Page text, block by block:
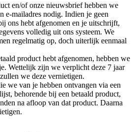
en/of onze nieuwsbrief hebben we
e-mailadres nodig. Indien je geen
ons hebt afgenomen en je uitschrijft,
volledig uit ons systeem. We
regelmatig op, doch uiterlijk eenmaal
product hebt afgenomen, hebben we
Wettelijk zijn we verplicht deze 7 jaar
we deze vernietigen.
we van je hebben ontvangen via een
behorende bij een betaald product,
na afloop van dat product. Daarna